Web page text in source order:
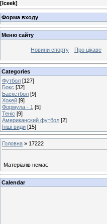
[Iceek]
Форма входу
Меню сайту
Новини спорту Про цікаве
Categories
Футбол [127]
Бокс [32]
Баскетбол [9]
Хокей [9]
Формула - 1 [5]
Теніс [9]
Американский футбол [2]
Інші види [15]
Головна » 17222
Матеріалів немає
Calendar